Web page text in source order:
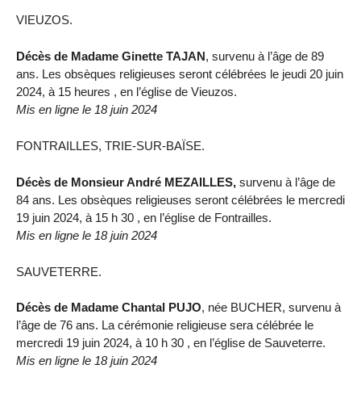
VIEUZOS.
Décès de Madame Ginette TAJAN, survenu à l’âge de 89
ans. Les obsèques religieuses seront célébrées le jeudi 20 juin
2024, à 15 heures , en l’église de Vieuzos.
Mis en ligne le 18 juin 2024
FONTRAILLES, TRIE-SUR-BAÏSE.
Décès de Monsieur André MEZAILLES, survenu à l’âge de
84 ans. Les obsèques religieuses seront célébrées le mercredi
19 juin 2024, à 15 h 30 , en l’église de Fontrailles.
Mis en ligne le 18 juin 2024
SAUVETERRE.
Décès de Madame Chantal PUJO, née BUCHER, survenu à
l’âge de 76 ans. La cérémonie religieuse sera célébrée le
mercredi 19 juin 2024, à 10 h 30 , en l’église de Sauveterre.
Mis en ligne le 18 juin 2024